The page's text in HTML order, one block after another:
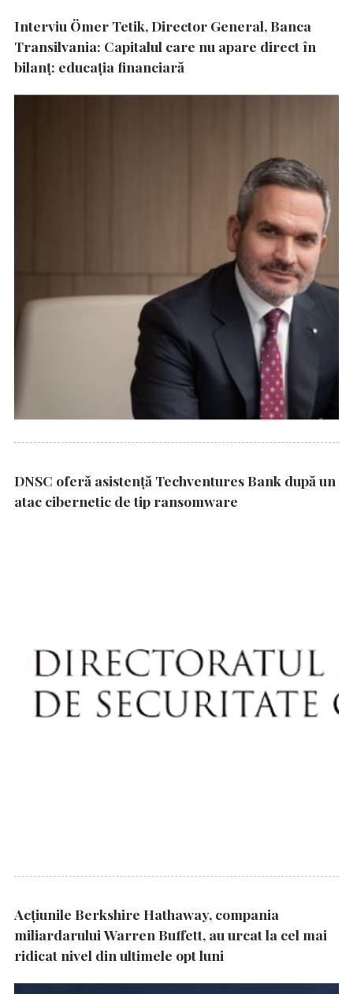
Interviu Ömer Tetik, Director General, Banca
Transilvania: Capitalul care nu apare direct în
bilanț: educația financiară
DNSC oferă asistență Techventures Bank după un
atac cibernetic de tip ransomware
Acțiunile Berkshire Hathaway, compania
miliardarului Warren Buffett, au urcat la cel mai
ridicat nivel din ultimele opt luni